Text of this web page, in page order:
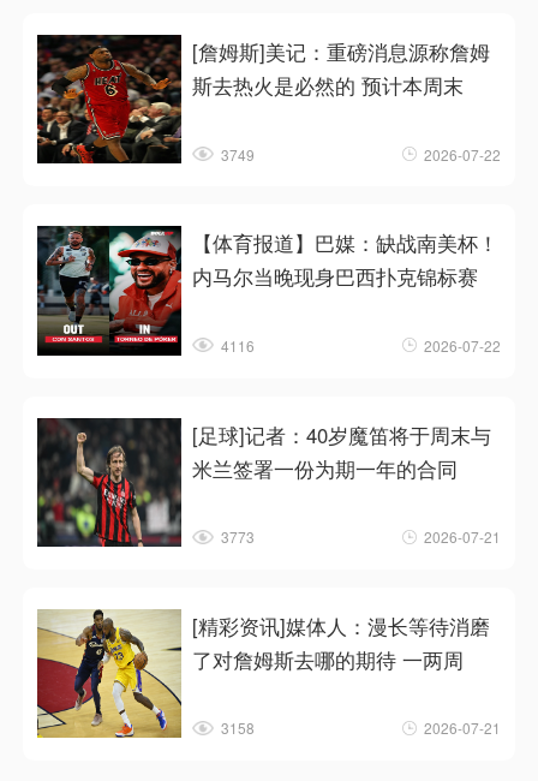
[詹姆斯]美记：重磅消息源称詹姆
斯去热火是必然的 预计本周末
3749 2026-07-22
【体育报道】巴媒：缺战南美杯！
内马尔当晚现身巴西扑克锦标赛
4116 2026-07-22
[足球]记者：40岁魔笛将于周末与
米兰签署一份为期一年的合同
3773 2026-07-21
[精彩资讯]媒体人：漫长等待消磨
了对詹姆斯去哪的期待 一两周
3158 2026-07-21